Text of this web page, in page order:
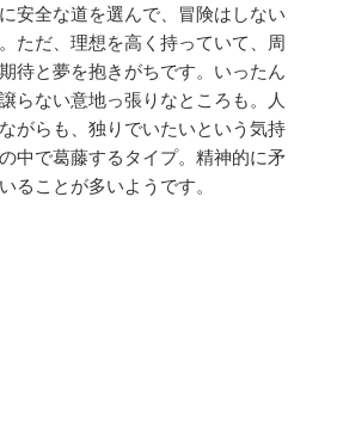
安全な道を選んで、冒険はしない
ただ、理想を高く持っていて、周
待と夢を抱きがちです。いったん
らない意地っ張りなところも。人
がらも、独りでいたいという気持
中で葛藤するタイプ。精神的に矛
ることが多いようです。